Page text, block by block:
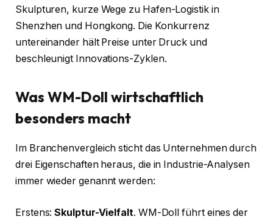
Skulpturen, kurze Wege zu Hafen-Logistik in
Shenzhen und Hongkong. Die Konkurrenz
untereinander hält Preise unter Druck und
beschleunigt Innovations-Zyklen.
Was WM-Doll wirtschaftlich
besonders macht
Im Branchenvergleich sticht das Unternehmen durch
drei Eigenschaften heraus, die in Industrie-Analysen
immer wieder genannt werden:
Erstens:Skulptur-Vielfalt. WM-Doll führt eines der